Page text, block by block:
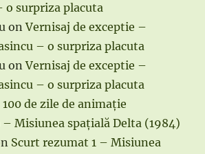
o surpriza placuta
onVernisaj de exceptie –
– o surpriza placuta
onVernisaj de exceptie –
– o surpriza placuta
de zile de animație
– Misiunea spațială Delta (1984)
Scurt rezumat 1 – Misiunea